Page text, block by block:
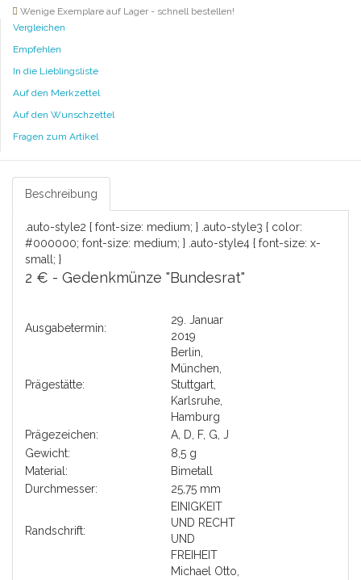
Wenige Exemplare auf Lager - schnell bestellen!
Vergleichen
Empfehlen
In die Lieblingsliste
Auf den Merkzettel
Auf den Wunschzettel
Fragen zum Artikel
Beschreibung
.auto-style2 { font-size: medium; } .auto-style3 { color:
#000000; font-size: medium; } .auto-style4 { font-size: x-
small; }
2 € - Gedenkmünze "Bundesrat"
Ausgabetermin:
29. Januar
2019
Prägestätte:
Berlin,
München,
Stuttgart,
Karlsruhe,
Hamburg
Prägezeichen:
A, D, F, G, J
Gewicht:
8,5 g
Material:
Bimetall
Durchmesser:
25,75 mm
Randschrift:
EINIGKEIT
UND RECHT
UND
FREIHEIT
Michael Otto,